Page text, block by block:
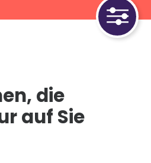
die
auf Sie